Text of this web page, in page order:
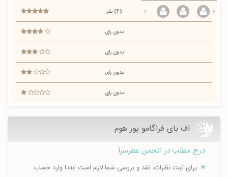
(4) نفر
بدون رای
بدون رای
بدون رای
بدون رای
اف بای فراگامو پور هوم
درج مطلب در انجمن عطرسرا
برای ثبت نظرات، نقد و بررسی شما لازم است ابتدا وارد حساب